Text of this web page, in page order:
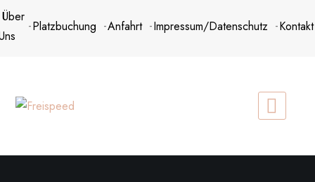
Zum
Inhalt
Über
Platzbuchung Anfahrt Impressum/Datenschutz Kontakt